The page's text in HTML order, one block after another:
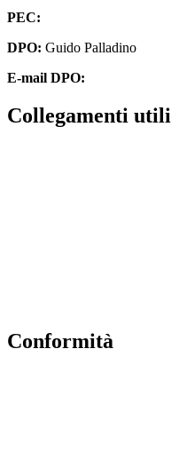
PEC:
DPO: Guido Palladino
E-mail DPO:
collegamenti utili
conformità